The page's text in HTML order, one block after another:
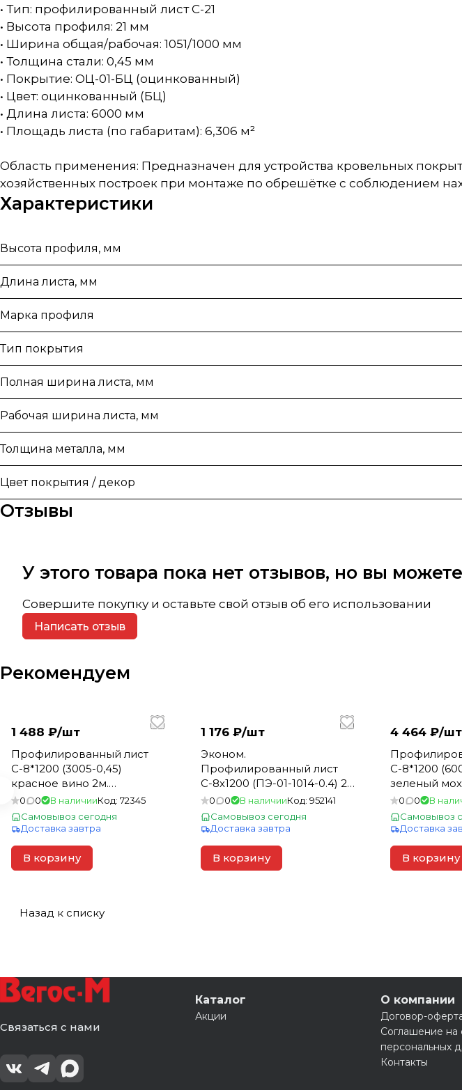
• Тип: профилированный лист С-21
• Высота профиля: 21 мм
• Ширина общая/рабочая: 1051/1000 мм
• Толщина стали: 0,45 мм
• Покрытие: ОЦ-01-БЦ (оцинкованный)
• Цвет: оцинкованный (БЦ)
• Длина листа: 6000 мм
• Площадь листа (по габаритам): 6,306 м²
Область применения: Предназначен для устройства кровельных
хозяйственных построек при монтаже по обрешётке с соблюдением
Характеристики
Высота профиля, мм
Длина листа, мм
Марка профиля
Тип покрытия
Полная ширина листа, мм
Рабочая ширина листа, мм
Толщина металла, мм
Цвет покрытия / декор
Отзывы
У этого товара пока нет отзывов, но вы
Совершите покупку и оставьте свой отзыв об его использовании
Написать отзыв
Рекомендуем
1 488 ₽/шт
Профилированный лист
С-8*1200 (3005-0,45)
красное вино 2м.
(1шт=2,4м2)
0 0 В наличииКод: 72345
Самовывоз сегодня
Доставка завтра
В корзину
1 176 ₽/шт
Эконом.
Профилированный лист
С-8х1200 (ПЭ-01-1014-0.4) 2м
слоновая кость (1шт=2,4м2)
0 0 В наличииКод: 952141
Самовывоз сегодня
Доставка завтра
В корзину
4 464 ₽/шт
С-8*1200
зеленый мох
0 0 В
Самовывоз
Доставка
В корзину
Назад к списку
Связаться с нами
Каталог
Акции
О компании
Договор-
Соглашение на
персональных
Контакты